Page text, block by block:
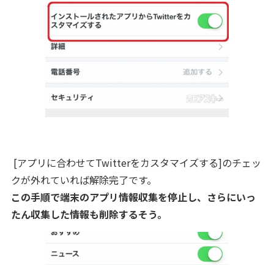
[アプリに合わせてTwitterをカスタマイズする]のチェッ
クが外れていれば解除完了です。
この手順で端末のアプリ情報収集を停止し、さらにいっ
たん収集した情報も削除するそう。